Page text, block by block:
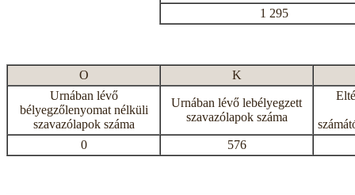
1 295
O
K
Urnában lévő
bélyegzőlenyomat nélküli
szavazólapok száma
Urnában lévő lebélyegzett
szavazólapok száma
0
576